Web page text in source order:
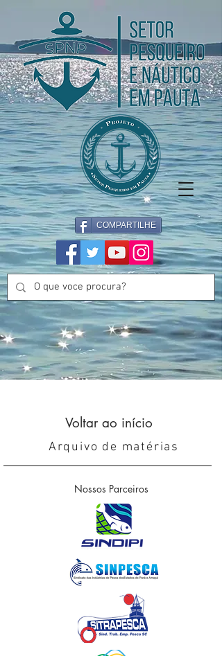
COMPARTILHE
Voltar ao início
Arquivo de matérias
Nossos Parceiros